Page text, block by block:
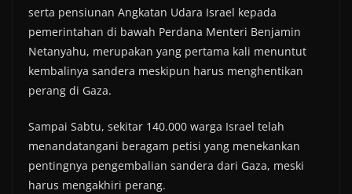
serta pensiunan Angkatan Udara Israel kepada
pemerintahan di bawah Perdana Menteri Benjamin
Netanyahu, merupakan yang pertama kali menuntut
kembalinya sandera meskipun harus menghentikan
perang di Gaza.
Sampai Sabtu, sekitar 140.000 warga Israel telah
menandatangani beragam petisi yang menekankan
pentingnya pengembalian sandera dari Gaza, meski
harus mengakhiri perang.